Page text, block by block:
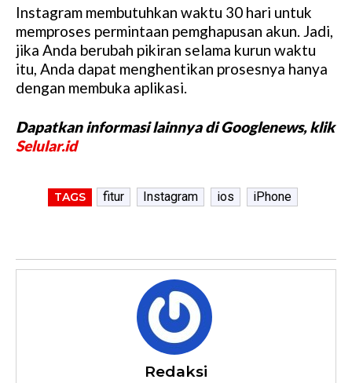
Instagram membutuhkan waktu 30 hari untuk
memproses permintaan pemghapusan akun. Jadi,
jika Anda berubah pikiran selama kurun waktu
itu, Anda dapat menghentikan prosesnya hanya
dengan membuka aplikasi.
Dapatkan informasi lainnya di Googlenews, klik
Selular.id
TAGS fitur Instagram ios iPhone
Redaksi